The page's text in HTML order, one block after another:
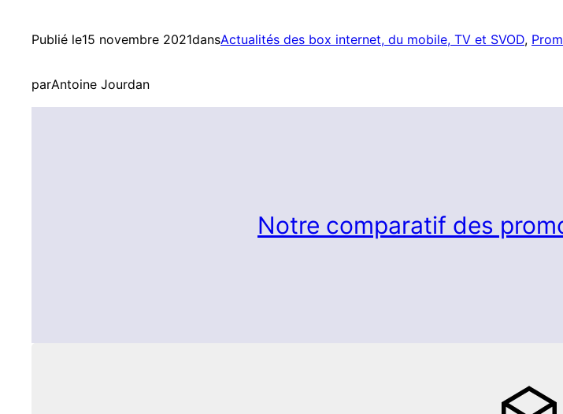
Publié le15 novembre 2021dansActualités des box internet, du mobile, TV et SVOD,
parAntoine Jourdan
Notre comparatif des